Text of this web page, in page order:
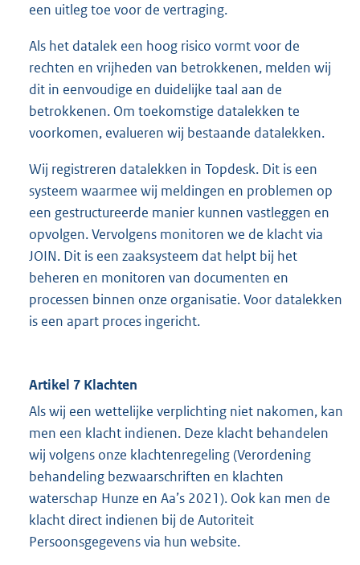
een uitleg toe voor de vertraging.
Als het datalek een hoog risico vormt voor de
rechten en vrijheden van betrokkenen, melden wij
dit in eenvoudige en duidelijke taal aan de
betrokkenen. Om toekomstige datalekken te
voorkomen, evalueren wij bestaande datalekken.
Wij registreren datalekken in Topdesk. Dit is een
systeem waarmee wij meldingen en problemen op
een gestructureerde manier kunnen vastleggen en
opvolgen. Vervolgens monitoren we de klacht via
JOIN. Dit is een zaaksysteem dat helpt bij het
beheren en monitoren van documenten en
processen binnen onze organisatie. Voor datalekken
is een apart proces ingericht.
Artikel 7 Klachten
Als wij een wettelijke verplichting niet nakomen, kan
men een klacht indienen. Deze klacht behandelen
wij volgens onze klachtenregeling (Verordening
behandeling bezwaarschriften en klachten
waterschap Hunze en Aa’s 2021). Ook kan men de
klacht direct indienen bij de Autoriteit
Persoonsgegevens via hun website.